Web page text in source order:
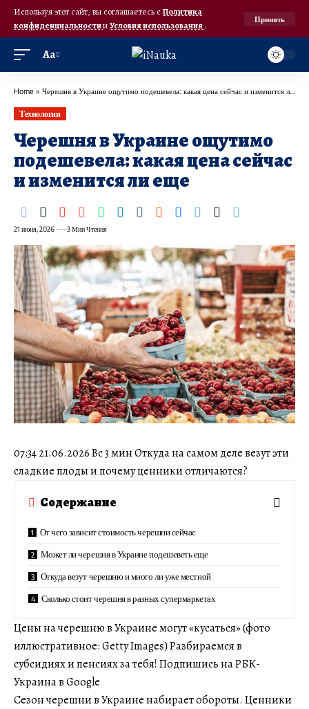
Используя этот сайт, вы соглашаетесь с Политика
конфиденциальностииУсловия использования.
Принять
Аа
Home » Черешня в Украине ощутимо подешевела: какая цена сейчас и изменится ли еще
Технологии
Черешня в Украине ощутимо
подешевела: какая цена сейчас
и изменится ли еще
21 июня, 2026 3 Мин Чтения
07:34 21.06.2026 Вс 3 мин Откуда на самом деле везут эти
сладкие плоды и почему ценники отличаются?
Содержание
От чего зависит стоимость черешни сейчас
Может ли черешня в Украине подешеветь еще
Откуда везут черешню и много ли уже местной
Сколько стоит черешня в разных супермаркетах
Цены на черешню в Украине могут «кусаться» (фото
иллюстративное: Getty Images) Разбираемся в
субсидиях и пенсиях за тебя! Подпишись на РБК-
Украина в Google
Сезон черешни в Украине набирает обороты. Ценники